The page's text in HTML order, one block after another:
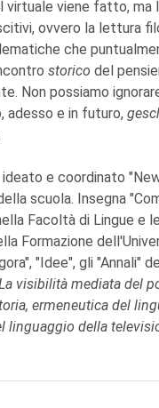
viene fatto, ma
ovvero la lettura
che
storico del
Non possiamo
adesso e in futuro,
e coordinato
scuola. Insegna
Facoltà di Lingue e
Formazione
"Idee", gli "Annali"
visibilità mediata del
ermeneutica del
linguaggio della